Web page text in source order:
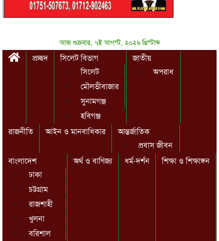
আজ শুক্রবার, ৭ই আগস্ট, ২০২৬ খ্রিস্টাব্দ
প্রচ্ছদ
সিলেট বিভাগ
সিলেট
মৌলভীবাজার
সুনামগঞ্জ
হবিগঞ্জ
জাতীয়
অপরাধ
রাজনীতি আইন ও মানবাধিকার
আন্তর্জাতিক
প্রবাস জীবন
বাংলাদেশ
ঢাকা
চট্টগ্রাম
রাজশাহী
খুলনা
বরিশাল
অর্থ ও বাণিজ্য ধর্ম-দর্শন শিক্ষা ও শিক্ষাঙ্গন